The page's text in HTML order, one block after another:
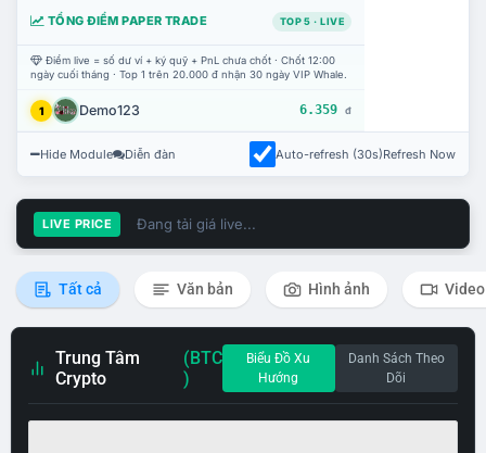
TỔNG ĐIỂM PAPER TRADE TOP 5 · LIVE
Điểm live = số dư ví + ký quỹ + PnL chưa chốt · Chốt 12:00
ngày cuối tháng · Top 1 trên 20.000 đ nhận 30 ngày VIP Whale.
1 Demo123 6.359 đ
Hide Module Diễn đàn Auto-refresh (30s)Refresh Now
LIVE PRICE Đang tải giá live...
Tất cả Văn bản Hình ảnh Video
Trung Tâm
Crypto
(BTC
)
Biểu Đồ Xu
Hướng
Danh Sách Theo
Dõi